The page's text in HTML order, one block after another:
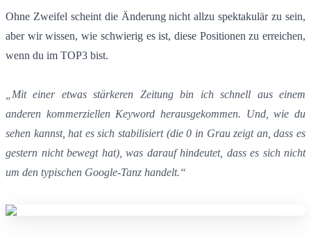
Ohne Zweifel scheint die Änderung nicht allzu spektakulär zu sein,
aber wir wissen, wie schwierig es ist, diese Positionen zu erreichen,
wenn du im TOP3 bist.
„Mit einer etwas stärkeren Zeitung bin ich schnell aus einem
anderen kommerziellen Keyword herausgekommen. Und, wie du
sehen kannst, hat es sich stabilisiert (die 0 in Grau zeigt an, dass es
gestern nicht bewegt hat), was darauf hindeutet, dass es sich nicht
um den typischen Google-Tanz handelt.“